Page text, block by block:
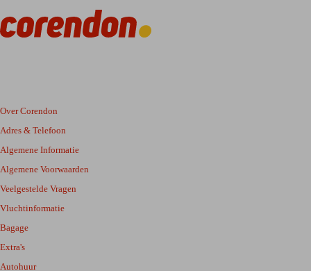
Over Corendon
Adres & Telefoon
Algemene Informatie
Algemene Voorwaarden
Veelgestelde Vragen
Vluchtinformatie
Bagage
Extra's
Autohuur